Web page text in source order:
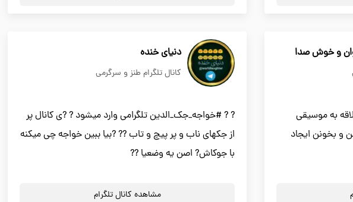
و خوش صدا
به موسیقی
و بخونن ایجاد
دنیای خنده
کانال تلگرام طنز و سرگرمی
? ? #خواجه_جک_الدین تلگرامی وارد میشود ? ?ی کانال پر
از جکهای ناب و پر پیچ و تاب ?? ?بیا ببین خواجه چی میکنه
با جوکاش? اصن یه وضعیا ??
مشاهده کانال تلگرام